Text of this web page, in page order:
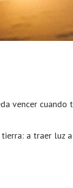
vencer
a traer luz